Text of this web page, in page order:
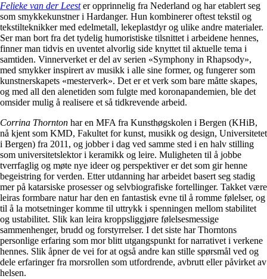
Felieke van der Leester opprinnelig fra Nederland og har etablert seg
som smykkekunstner i Hardanger. Hun kombinerer oftest tekstil og
tekstilteknikker med edelmetall, lekeplastdyr og ulike andre materialer.
Ser man bort fra det tydelig humoristiske tilsnittet i arbeidene hennes,
finner man tidvis en uventet alvorlig side knyttet til aktuelle tema i
samtiden. Vinnerverket er del av serien «Symphony in Rhapsody»,
med smykker inspirert av musikk i alle sine former, og fungerer som
kunstnerskapets «mesterverk». Det er et verk som bare måtte skapes,
og med all den alenetiden som fulgte med koronapandemien, ble det
omsider mulig å realisere et så tidkrevende arbeid.
Corrina Thornton har en MFA fra Kunsthøgskolen i Bergen (KHiB,
nå kjent som KMD, Fakultet for kunst, musikk og design, Universitetet
i Bergen) fra 2011, og jobber i dag ved samme sted i en halv stilling
som universitetslektor i keramikk og leire. Muligheten til å jobbe
tverrfaglig og møte nye ideer og perspektiver er det som gir henne
begeistring for verden. Etter utdanning har arbeidet basert seg stadig
mer på katarsiske prosesser og selvbiografiske fortellinger. Takket være
leiras formbare natur har den en fantastisk evne til å romme følelser, og
til å la motsetninger komme til uttrykk i spenningen mellom stabilitet
og ustabilitet. Slik kan leira kroppsliggjøre følelsesmessige
sammenhenger, brudd og forstyrrelser. I det siste har Thorntons
personlige erfaring som mor blitt utgangspunkt for narrativet i verkene
hennes. Slik åpner de vei for at også andre kan stille spørsmål ved og
dele erfaringer fra morsrollen som utfordrende, avbrutt eller påvirket av
helsen.